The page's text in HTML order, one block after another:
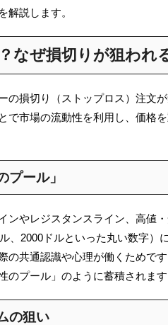
解説します。
なぜ損切りが狙われ
の損切り（ストップロス）注文
で市場の流動性を利用し、価格
プール」
ンやレジスタンスライン、高値
、2000ドルといった丸い数字）
の共通認識や心理が働くためで
プール」のように蓄積されます
の狙い